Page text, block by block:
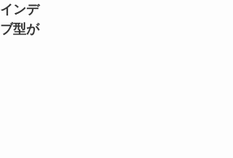
ンデ
型が